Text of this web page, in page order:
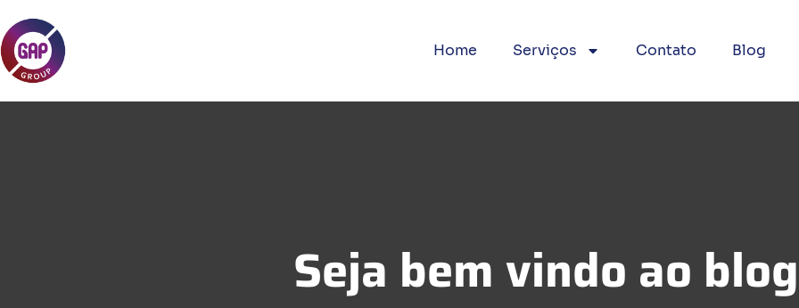
Home Serviços Contato Blog
Seja bem vindo ao